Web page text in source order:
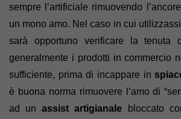
sempre l’artificiale rimuovendo
un mono amo. Nel caso in cui
sarà opportuno verificare la tenuta
generalmente i prodotti in commercio
sufficiente, prima di incappare in
è buona norma rimuovere l’amo di
ad unassist artigianale bloccato